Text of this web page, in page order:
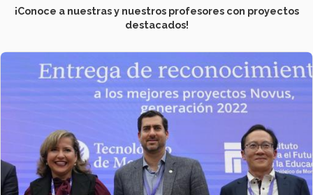
¡Conoce a nuestras y nuestros profesores con proyectos
destacados!